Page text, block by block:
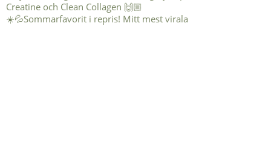
☀️💦Sommarfavorit i repris! Mitt mest virala